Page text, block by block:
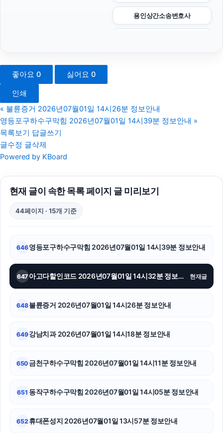
용인상간소송변호사
하수구막힘
용산하수구막힘
노원하수구막힘
울산치과
재산분할
대구이혼전문변호사
좋아요 0 싫어요 0
인쇄
« 불륜증거 2026년07월01일 14시26분 정보안내
영등포구하수구막힘 2026년07월01일 14시39분 정보안내 »
목록보기 답글쓰기
글수정 글삭제
Powered by KBoard
현재 글이 속한 목록 페이지 글 미리보기
44페이지 · 15개 기준
646영등포구하수구막힘 2026년07월01일 14시39분 정보안내
647 아고다할인코드 2026년07월01일 14시32분 정보안내 현재글
648불륜증거 2026년07월01일 14시26분 정보안내
649강남치과 2026년07월01일 14시18분 정보안내
650 금천구하수구막힘 2026년07월01일 14시11분 정보안내
651 동작구하수구막힘 2026년07월01일 14시05분 정보안내
652 휴대폰성지 2026년07월01일 13시57분 정보안내